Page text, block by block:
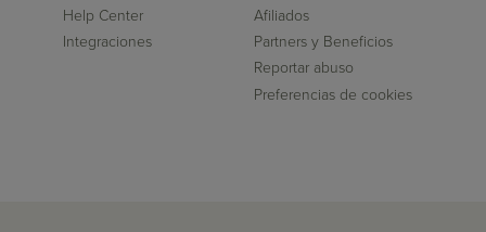
Help Center
Integraciones
Afiliados
Partners y Beneficios
Reportar abuso
Preferencias de cookies